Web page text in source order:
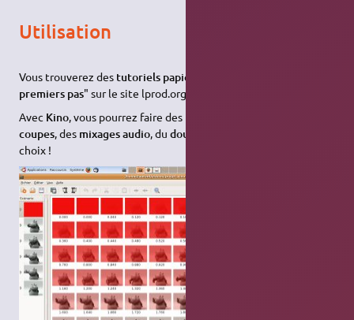
Utilisation
Vous trouverez des tutoriels papier et vidéo
premiers pas" sur le site lprod.org
Avec Kino, vous pourrez faire des
coupes, des mixages audio, dudoublage
choix !